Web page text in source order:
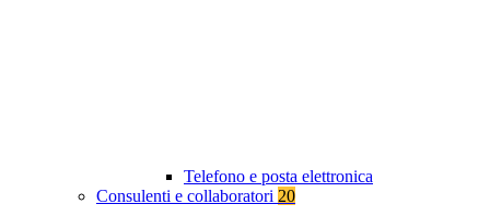
Telefono e posta elettronica
Consulenti e collaboratori 20